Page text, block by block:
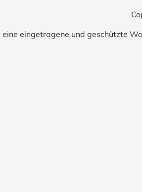
eingetragene und geschützte